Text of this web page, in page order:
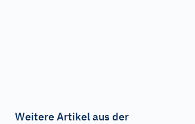
Weitere Artikel aus der